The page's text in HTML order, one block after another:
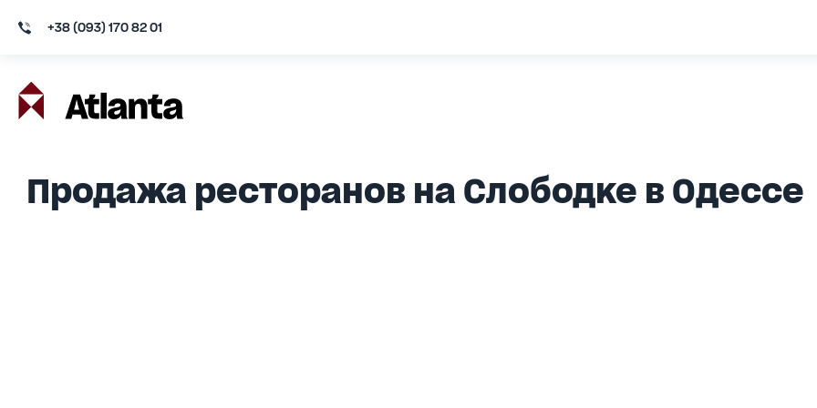
+38 (093) 170 82 01
Продажа ресторанов на Слободке в Одессе